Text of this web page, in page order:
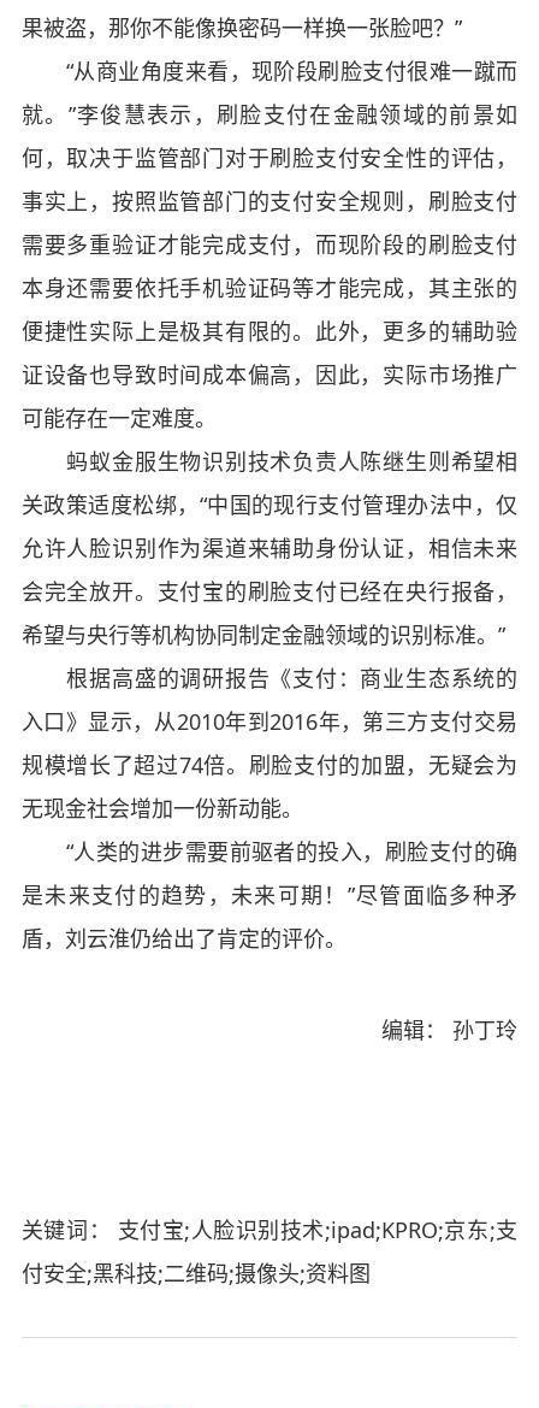
果被盗，那你不能像换密码一样换一张脸吧？”
“从商业角度来看，现阶段刷脸支付很难一蹴而
就。”李俊慧表示，刷脸支付在金融领域的前景如
何，取决于监管部门对于刷脸支付安全性的评估，
事实上，按照监管部门的支付安全规则，刷脸支付
需要多重验证才能完成支付，而现阶段的刷脸支付
本身还需要依托手机验证码等才能完成，其主张的
便捷性实际上是极其有限的。此外，更多的辅助验
证设备也导致时间成本偏高，因此，实际市场推广
可能存在一定难度。
蚂蚁金服生物识别技术负责人陈继生则希望相
关政策适度松绑，“中国的现行支付管理办法中，仅
允许人脸识别作为渠道来辅助身份认证，相信未来
会完全放开。支付宝的刷脸支付已经在央行报备，
希望与央行等机构协同制定金融领域的识别标准。”
根据高盛的调研报告《支付：商业生态系统的
入口》显示，从2010年到2016年，第三方支付交易
规模增长了超过74倍。刷脸支付的加盟，无疑会为
无现金社会增加一份新动能。
“人类的进步需要前驱者的投入，刷脸支付的确
是未来支付的趋势，未来可期！”尽管面临多种矛
盾，刘云淮仍给出了肯定的评价。
编辑： 孙丁玲
关键词： 支付宝;人脸识别技术;ipad;KPRO;京东;支
付安全;黑科技;二维码;摄像头;资料图